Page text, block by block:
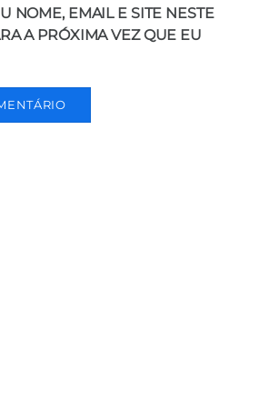
NOME, EMAIL E SITE NESTE
A PRÓXIMA VEZ QUE EU